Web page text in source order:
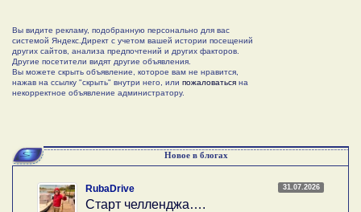
Вы видите рекламу, подобранную персонально для вас
системой Яндекс.Директ с учетом вашей истории посещений
других сайтов, анализа предпочтений и других факторов.
Другие посетители видят другие объявления.
Вы можете скрыть объявление, которое вам не нравится,
нажав на ссылку "скрыть" внутри него, или пожаловаться на
некорректное объявление администратору.
Новое в блогах
31.07.2026
RubaDrive
Старт челленджа….